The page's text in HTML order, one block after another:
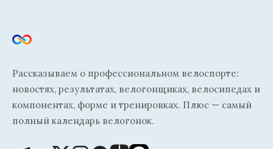
Рассказываем о профессиональном велоспорте:
новостях, результатах, велогонщиках, велосипедах и
компонентах, форме и тренировках. Плюс — самый
полный календарь велогонок.